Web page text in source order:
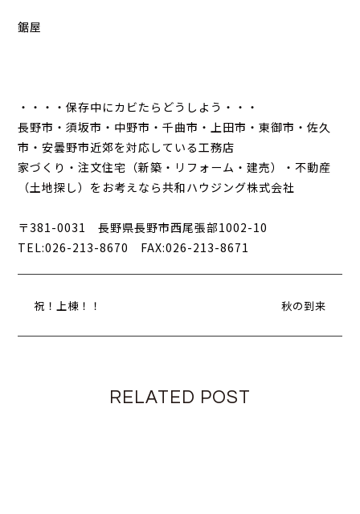
鋸屋
・・・・保存中にカビたらどうしよう・・・
長野市・須坂市・中野市・千曲市・上田市・東御市・佐久
市・安曇野市近郊を対応している工務店
家づくり・注文住宅（新築・リフォーム・建売）・不動産
（土地探し）をお考えなら共和ハウジング株式会社
〒381-0031 長野県長野市西尾張部1002-10
TEL:026-213-8670 FAX:026-213-8671
祝！上棟！！ 秋の到来
RELATED POST